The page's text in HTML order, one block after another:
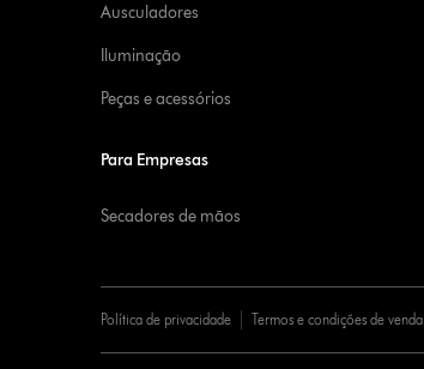
Ausculadores
Iluminação
Peças e acessórios
Para Empresas
Secadores de mãos
Política de privacidade Termos e condições de venda